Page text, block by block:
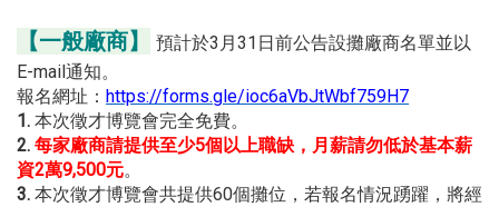
【一般廠商】
預計於3月31日前公告設攤廠商名單並以
E-mail通知。
報名網址： https://forms.gle/ioc6aVbJtWbf759H7
1. 本次徵才博覽會完全免費。
2. 每家廠商請提供至少5個以上職缺，月薪請勿低於基本薪
資2萬9,500元。
3. 本次徵才博覽會共提供60個攤位，若報名情況踴躍，將經